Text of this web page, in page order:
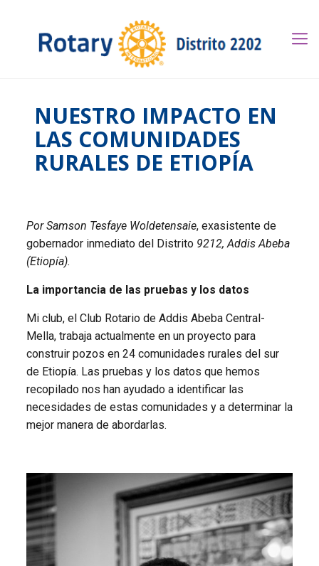
NUESTRO IMPACTO EN
LAS COMUNIDADES
RURALES DE ETIOPÍA
Por Samson Tesfaye Woldetensaie, exasistente de
gobernador inmediato del Distrito9212, Addis Abeba
(Etiopía).
La importancia de las pruebas y los datos
Mi club, el Club Rotario de Addis Abeba Central-
Mella, trabaja actualmente en un proyecto para
construir pozos en 24 comunidades rurales del sur
de Etiopía. Las pruebas y los datos que hemos
recopilado nos han ayudado a identificar las
necesidades de estas comunidades y a determinar la
mejor manera de abordarlas.